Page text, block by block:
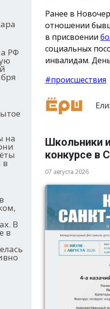
РФ
на
в
В
в
Ранее в
отношении
в присвоении
социальных
инвалидам.
#происшествия
Школьники
конкурсе в
07 августа 2026